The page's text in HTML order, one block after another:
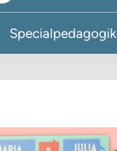
Specialpedagogik